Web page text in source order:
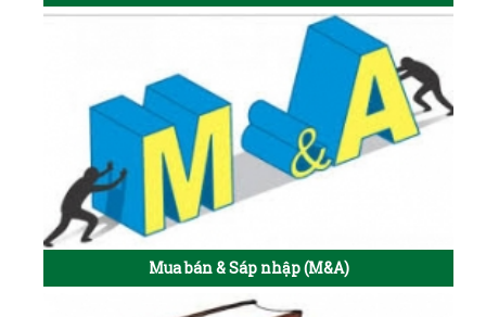
Mua bán & Sáp nhập (M&A)